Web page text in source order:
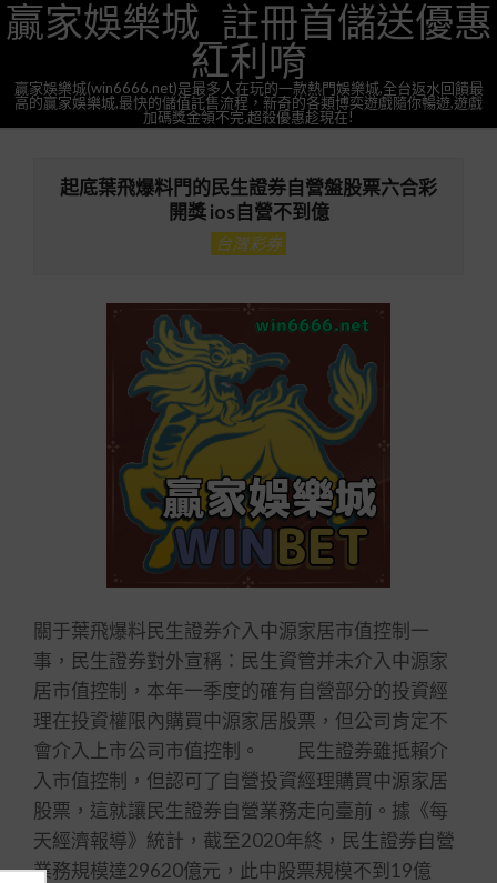
Skip
to贏家娛樂城_註冊首儲送優惠
紅利唷
贏家娛樂城(win6666.net)是最多人在玩的一款熱門娛樂城,全台返水回饋最
高的贏家娛樂城,最快的儲值託售流程，新奇的各類博奕遊戲隨你暢遊,遊戲
加碼獎金領不完.超殺優惠趁現在!
起底葉飛爆料門的民生證券自營盤股票六合彩
開獎 ios自營不到億
台灣彩券
關于葉飛爆料民生證券介入中源家居市值控制一
事，民生證券對外宣稱：民生資管并未介入中源家
居市值控制，本年一季度的確有自營部分的投資經
理在投資權限內購買中源家居股票，但公司肯定不
會介入上市公司市值控制。 民生證券雖抵賴介
入市值控制，但認可了自營投資經理購買中源家居
股票，這就讓民生證券自營業務走向臺前。據《每
天經濟報導》統計，截至2020年終，民生證券自營
業務規模達29620億元，此中股票規模不到19億